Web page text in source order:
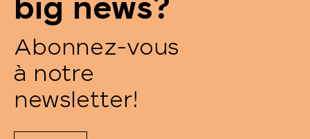
big news?
Abonnez-vous
à notre
newsletter!
Torino
Trauffer
TROIKA®